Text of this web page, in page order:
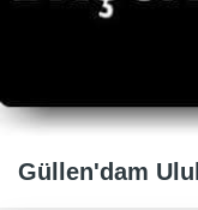
Güllen'dam